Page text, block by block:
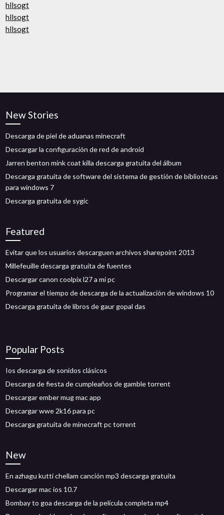
hllsogt
hllsogt
hllsogt
New Stories
Descarga de piel de aduanas minecraft
Descargar la configuración de red de android
Jarren benton mink coat killa descarga gratuita del álbum
Descarga gratuita de software del sistema de gestión de bibliotecas
para windows 7
Descarga gratuita de sygic
Featured
Evitar que los usuarios descarguen archivos sharepoint 2013
Millefeuille descarga gratuita de fuentes
Descargar canon coolpix l27 a mi pc
Programar el tiempo de descarga de la actualización de windows 10
Descarga gratuita de libros de gaur gopal das
Popular Posts
Ios descarga de sonidos clásicos
Descarga de fiesta de cumpleaños de gamble torrent
Descargar ember mug mac app
Descargar wwe 2k16 para pc
Descarga gratuita de minecraft pc torrent
New
En azhagu kutti chellam canción mp3 descarga gratuita
Descargar mac ios 10.7
Bombay to goa descarga de la película completa mp4